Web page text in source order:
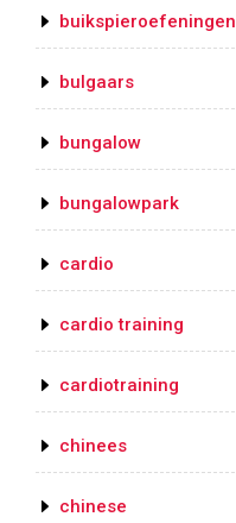
buikspieroefeningen
bulgaars
bungalow
bungalowpark
cardio
cardio training
cardiotraining
chinees
chinese